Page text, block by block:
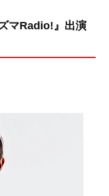
マRadio!』出演